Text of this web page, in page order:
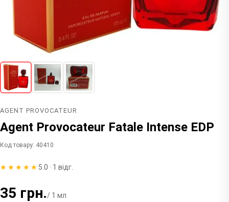
AGENT PROVOCATEUR
Agent Provocateur Fatale Intense EDP
Код товару: 40410
★★★★★ 5.0 · 1 відг.
35 грн./ 1 мл